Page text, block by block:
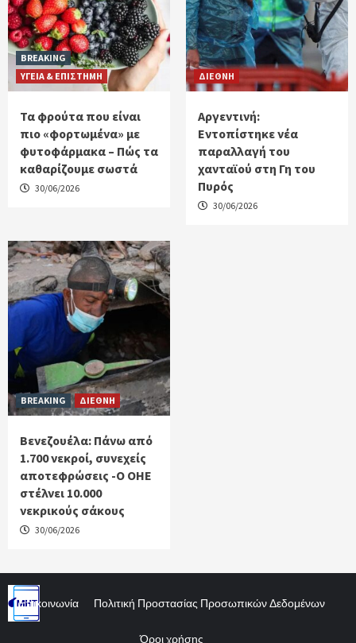
BREAKING
ΥΓΕΙΑ & ΕΠΙΣΤΗΜΗ
Τα φρούτα που είναι
πιο «φορτωμένα» με
φυτοφάρμακα – Πώς τα
καθαρίζουμε σωστά
30/06/2026
ΔΙΕΘΝΗ
Αργεντινή:
Εντοπίστηκε νέα
παραλλαγή του
χανταϊού στη Γη του
Πυρός
30/06/2026
BREAKING ΔΙΕΘΝΗ
Βενεζουέλα: Πάνω από
1.700 νεκροί, συνεχείς
αποτεφρώσεις -Ο ΟΗΕ
στέλνει 10.000
νεκρικούς σάκους
30/06/2026
Επικοινωνία Πολιτική Προστασίας Προσωπικών Δεδομένων
Όροι χρήσης